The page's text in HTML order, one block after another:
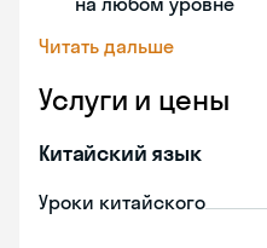
Читать дальше
Услуги и цены
Китайский язык
Уроки китайского